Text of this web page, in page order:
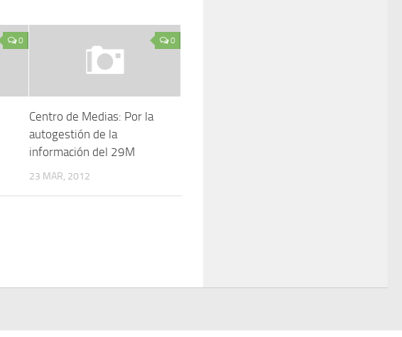
0 0
Centro de Medias: Por la
autogestión de la
información del 29M
23 MAR, 2012